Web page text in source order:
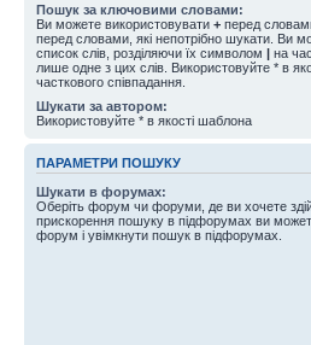
Пошук за ключовими словами:
Ви можете використовувати + перед
перед словами, які непотрібно шукати. Ви
список слів, розділяючи їх символом | на
лише одне з цих слів. Використовуйте * в
часткового співпадання.
Шукати за автором:
Використовуйте * в якості шаблона
ПАРАМЕТРИ ПОШУКУ
Шукати в форумах:
Оберіть форум чи форуми, де ви хочете
прискорення пошуку в підфорумах ви
форум і увімкнути пошук в підфорумах.